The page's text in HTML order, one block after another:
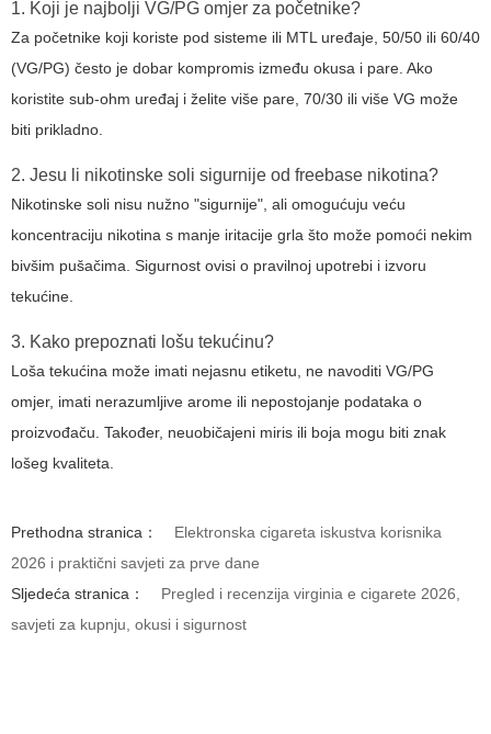
1. Koji je najbolji VG/PG omjer za početnike?
Za početnike koji koriste pod sisteme ili MTL uređaje, 50/50 ili 60/40
(VG/PG) često je dobar kompromis između okusa i pare. Ako
koristite sub-ohm uređaj i želite više pare, 70/30 ili više VG može
biti prikladno.
2. Jesu li nikotinske soli sigurnije od freebase nikotina?
Nikotinske soli nisu nužno "sigurnije", ali omogućuju veću
koncentraciju nikotina s manje iritacije grla što može pomoći nekim
bivšim pušačima. Sigurnost ovisi o pravilnoj upotrebi i izvoru
tekućine.
3. Kako prepoznati lošu tekućinu?
Loša tekućina može imati nejasnu etiketu, ne navoditi VG/PG
omjer, imati nerazumljive arome ili nepostojanje podataka o
proizvođaču. Također, neuobičajeni miris ili boja mogu biti znak
lošeg kvaliteta.
Prethodna stranica：
Elektronska cigareta iskustva korisnika
2026 i praktični savjeti za prve dane
Sljedeća stranica：
Pregled i recenzija virginia e cigarete 2026,
savjeti za kupnju, okusi i sigurnost